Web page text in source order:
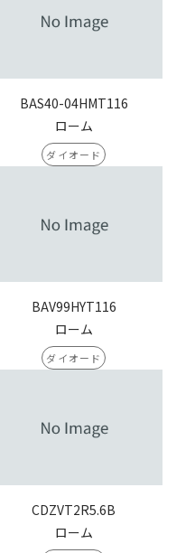
BAS40-04HMT116
ローム
ダイオード
BAV99HYT116
ローム
ダイオード
CDZVT2R5.6B
ローム